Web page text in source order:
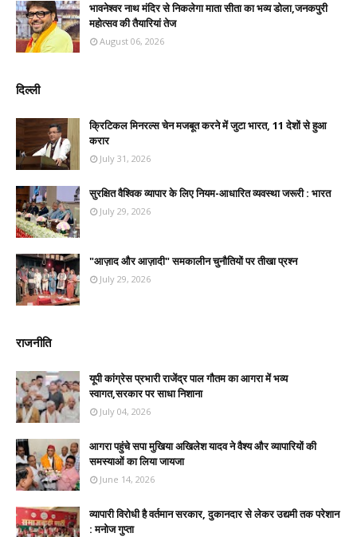
भावनेश्वर नाथ मंदिर से निकलेगा माता सीता का भव्य डोला,जनकपुरी
महोत्सव की तैयारियां तेज
August 06, 2026
दिल्ली
क्रिटिकल मिनरल्स चेन मजबूत करने में जुटा भारत, 11 देशों से हुआ
करार
July 31, 2026
सुरक्षित वैश्विक व्यापार के लिए नियम-आधारित व्यवस्था जरूरी : भारत
July 29, 2026
"आज़ाद और आज़ादी" समकालीन चुनौतियों पर तीखा प्रश्न
July 29, 2026
राजनीति
यूपी कांग्रेस प्रभारी राजेंद्र पाल गौतम का आगरा में भव्य
स्वागत,सरकार पर साधा निशाना
July 04, 2026
आगरा पहुंचे सपा मुखिया अखिलेश यादव ने वैश्य और व्यापारियों की
समस्याओं का लिया जायजा
June 14, 2026
व्यापारी विरोधी है वर्तमान सरकार, दुकानदार से लेकर उद्यमी तक परेशान
: मनोज गुप्ता